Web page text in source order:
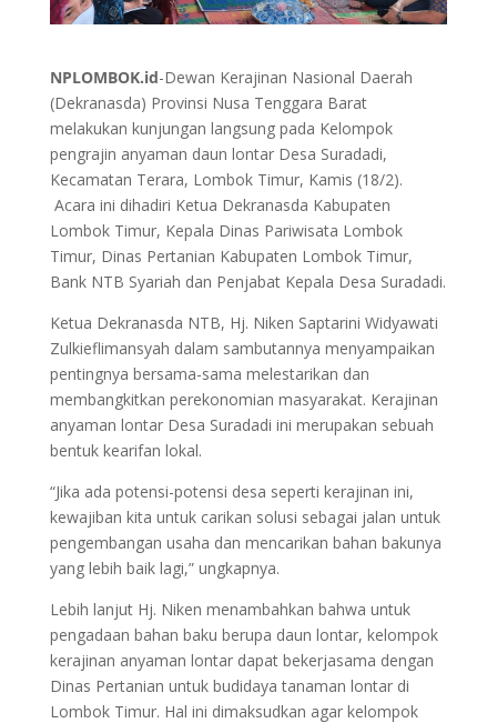
NPLOMBOK.id-Dewan Kerajinan Nasional Daerah
(Dekranasda) Provinsi Nusa Tenggara Barat
melakukan kunjungan langsung pada Kelompok
pengrajin anyaman daun lontar Desa Suradadi,
Kecamatan Terara, Lombok Timur, Kamis (18/2).
Acara ini dihadiri Ketua Dekranasda Kabupaten
Lombok Timur, Kepala Dinas Pariwisata Lombok
Timur, Dinas Pertanian Kabupaten Lombok Timur,
Bank NTB Syariah dan Penjabat Kepala Desa Suradadi.
Ketua Dekranasda NTB, Hj. Niken Saptarini Widyawati
Zulkieflimansyah dalam sambutannya menyampaikan
pentingnya bersama-sama melestarikan dan
membangkitkan perekonomian masyarakat. Kerajinan
anyaman lontar Desa Suradadi ini merupakan sebuah
bentuk kearifan lokal.
“Jika ada potensi-potensi desa seperti kerajinan ini,
kewajiban kita untuk carikan solusi sebagai jalan untuk
pengembangan usaha dan mencarikan bahan bakunya
yang lebih baik lagi,” ungkapnya.
Lebih lanjut Hj. Niken menambahkan bahwa untuk
pengadaan bahan baku berupa daun lontar, kelompok
kerajinan anyaman lontar dapat bekerjasama dengan
Dinas Pertanian untuk budidaya tanaman lontar di
Lombok Timur. Hal ini dimaksudkan agar kelompok